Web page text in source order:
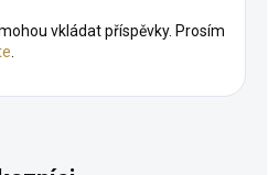
vkládat příspěvky. Prosím
.